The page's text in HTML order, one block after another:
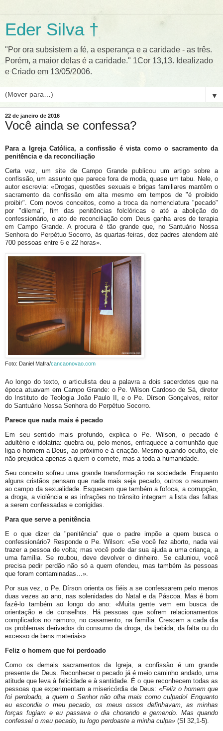
Eder Silva †
"Por ora subsistem a fé, a esperança e a caridade - as três.
Porém, a maior delas é a caridade." 1Cor 13,13. Idealizado
e Criado em 13/05/2006.
▼
22 de janeiro de 2016
Você ainda se confessa?
Para a Igreja Católica, a confissão é vista como o sacramento da
penitência e da reconciliação
Certa vez, um site de Campo Grande publicou um artigo sobre a
confissão, um assunto que parece fora de moda, quase um tabu. Nele, o
autor escrevia: «Drogas, questões sexuais e brigas familiares mantêm o
sacramento da confissão em alta mesmo em tempos de "é proibido
proibir". Com novos conceitos, como a troca da nomenclatura "pecado"
por "dilema", fim das penitências folclóricas e até a abolição do
confessionário, o ato de reconciliação com Deus ganha ares de terapia
em Campo Grande. A procura é tão grande que, no Santuário Nossa
Senhora do Perpétuo Socorro, às quartas-feiras, dez padres atendem até
700 pessoas entre 6 e 22 horas».
Foto: Daniel Mafra/cancaonovao.com
Ao longo do texto, o articulista deu a palavra a dois sacerdotes que na
época atuavam em Campo Grande: o Pe. Wilson Cardoso de Sá, diretor
do Instituto de Teologia João Paulo II, e o Pe. Dírson Gonçalves, reitor
do Santuário Nossa Senhora do Perpétuo Socorro.
Parece que nada mais é pecado
Em seu sentido mais profundo, explica o Pe. Wilson, o pecado é
adultério e idolatria: quebra ou, pelo menos, enfraquece a comunhão que
liga o homem a Deus, ao próximo e à criação. Mesmo quando oculto, ele
não prejudica apenas a quem o comete, mas a toda a humanidade.
Seu conceito sofreu uma grande transformação na sociedade. Enquanto
alguns cristãos pensam que nada mais seja pecado, outros o resumem
ao campo da sexualidade. Esquecem que também a fofoca, a corrupção,
a droga, a violência e as infrações no trânsito integram a lista das faltas
a serem confessadas e corrigidas.
Para que serve a penitência
E o que dizer da "penitência" que o padre impõe a quem busca o
confessionário? Responde o Pe. Wilson: «Se você fez aborto, nada vai
trazer a pessoa de volta; mas você pode dar sua ajuda a uma criança, a
uma família. Se roubou, deve devolver o dinheiro. Se caluniou, você
precisa pedir perdão não só a quem ofendeu, mas também às pessoas
que foram contaminadas…».
Por sua vez, o Pe. Dírson orienta os fiéis a se confessarem pelo menos
duas vezes ao ano, nas solenidades do Natal e da Páscoa. Mas é bom
fazê-lo também ao longo do ano: «Muita gente vem em busca de
orientação e de conselhos. Há pessoas que sofrem relacionamentos
complicados no namoro, no casamento, na família. Crescem a cada dia
os problemas derivados do consumo da droga, da bebida, da falta ou do
excesso de bens materiais».
Feliz o homem que foi perdoado
Como os demais sacramentos da Igreja, a confissão é um grande
presente de Deus. Reconhecer o pecado já é meio caminho andado, uma
atitude que leva à felicidade e à santidade. É o que reconhecem todas as
pessoas que experimentam a misericórdia de Deus: «Feliz o homem que
foi perdoado, a quem o Senhor não olha mais como culpado! Enquanto
eu escondia o meu pecado, os meus ossos definhavam, as minhas
forças fugiam e eu passava o dia chorando e gemendo. Mas quando
confessei o meu pecado, tu logo perdoaste a minha culpa» (Sl 32,1-5).